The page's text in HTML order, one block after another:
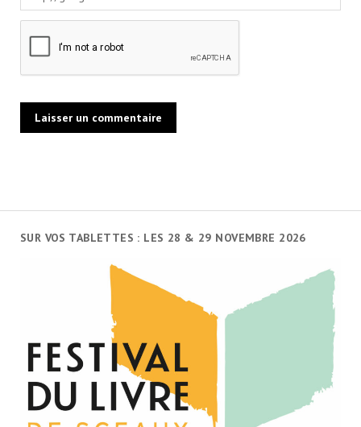
SUR VOS TABLETTES : LES 28 & 29 NOVEMBRE 2026